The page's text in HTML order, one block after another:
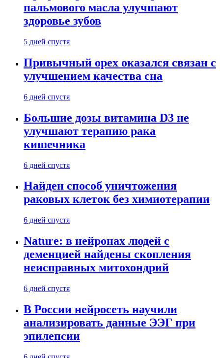
пальмового масла улучшают
здоровье зубов
5 дней спустя
Привычный орех оказался связан с
улучшением качества сна
6 дней спустя
Большие дозы витамина D3 не
улучшают терапию рака
кишечника
6 дней спустя
Найден способ уничтожения
раковых клеток без химиотерапии
6 дней спустя
Nature: в нейронах людей с
деменцией найдены скопления
неисправных митохондрий
6 дней спустя
В России нейросеть научили
анализировать данные ЭЭГ при
эпилепсии